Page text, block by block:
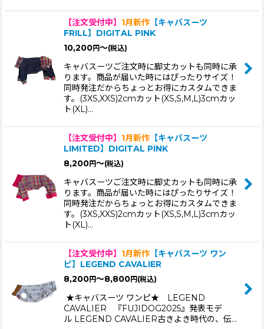
【注文受付中】 1月新作 【キャバスーツ
FRILL】DIGITAL PINK
10,200円～(税込)
キャバスーツご注文時に脚丈カットも同時に承
ります。商品が届いた時にはぴったりサイズ！
同時発注だからちょっとお得にカスタムできま
す。(3XS,XXS)2cmカット(XS,S,M,L)3cmカッ
ト(XL)…
【注文受付中】 1月新作 【キャバスーツ
LIMITED】DIGITAL PINK
8,200円～(税込)
キャバスーツご注文時に脚丈カットも同時に承
ります。商品が届いた時にはぴったりサイズ！
同時発注だからちょっとお得にカスタムできま
す。(3XS,XXS)2cmカット(XS,S,M,L)3cmカッ
ト(XL)…
【注文受付中】 1月新作 【キャバスーツ ワン
ピ】LEGEND CAVALIER
8,200円～8,800円 (税込)
★キャバスーツ ワンピ★ LEGEND
CAVALIER 『FUJIDOG2025』発表モデ
ル LEGEND CAVALIER古きよき時代の、伝…